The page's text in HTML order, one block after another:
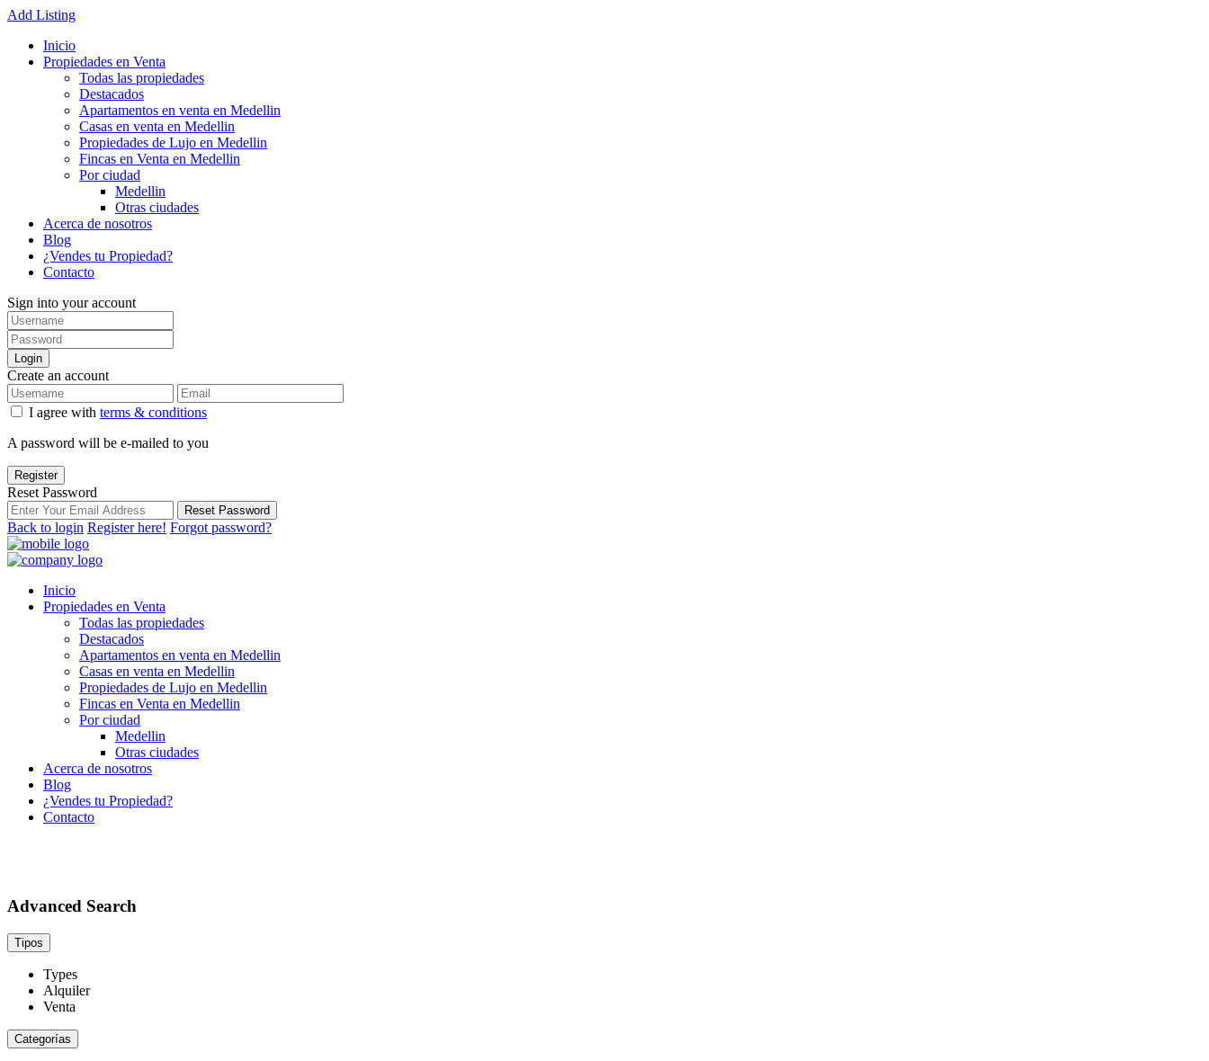
Add Listing
Inicio
Propiedades en Venta
Todas las propiedades
Destacados
Apartamentos en venta en Medellin
Casas en venta en Medellin
Propiedades de Lujo en Medellin
Fincas en Venta en Medellin
Por ciudad
Medellin
Otras ciudades
Acerca de nosotros
Blog
¿Vendes tu Propiedad?
Contacto
Sign into your account
Login
Create an account
I agree with terms & conditions
A password will be e-mailed to you
Register
Reset Password
Reset Password
Back to login Register here! Forgot password?
Inicio
Propiedades en Venta
Todas las propiedades
Destacados
Apartamentos en venta en Medellin
Casas en venta en Medellin
Propiedades de Lujo en Medellin
Fincas en Venta en Medellin
Por ciudad
Medellin
Otras ciudades
Acerca de nosotros
Blog
¿Vendes tu Propiedad?
Contacto
Advanced Search
Tipos
Types
Alquiler
Venta
Categorías